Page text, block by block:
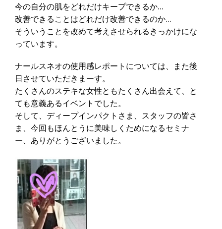
今の自分の肌をどれだけキープできるか…
改善できることはどれだけ改善できるのか…
そういうことを改めて考えさせられるきっかけにな
っています。
ナールスネオの使用感レポートについては、また後
日させていただきまーす。
たくさんのステキな女性ともたくさん出会えて、と
ても意義あるイベントでした。
そして、ディープインパクトさま、スタッフの皆さ
ま、今回もほんとうに美味しくためになるセミナ
ー、ありがとうございました。